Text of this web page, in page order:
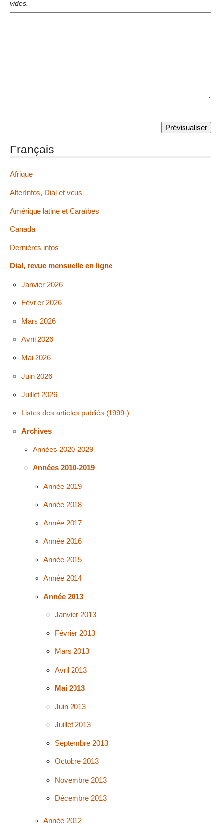
vides.
Français
Afrique
AlterInfos, Dial et vous
Amérique latine et Caraïbes
Canada
Dernières infos
Dial, revue mensuelle en ligne
Janvier 2026
Février 2026
Mars 2026
Avril 2026
Mai 2026
Juin 2026
Juillet 2026
Listes des articles publiés (1999-)
Archives
Années 2020-2029
Années 2010-2019
Année 2019
Année 2018
Année 2017
Année 2016
Année 2015
Année 2014
Année 2013
Janvier 2013
Février 2013
Mars 2013
Avril 2013
Mai 2013
Juin 2013
Juillet 2013
Septembre 2013
Octobre 2013
Novembre 2013
Décembre 2013
Année 2012